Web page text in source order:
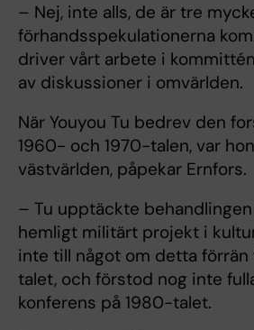
­– Nej, inte alls, de är tre
förhandsspekulationerna
driver vårt arbete i
av diskussioner i omvärlden.
När Youyou Tu bedrev den
1960- och 1970-talen, var
västvärlden, påpekar Ernfors.
– Tu upptäckte
hemligt militärt projekt i
inte till något om detta
talet, och förstod nog inte
konferens på 1980-talet.